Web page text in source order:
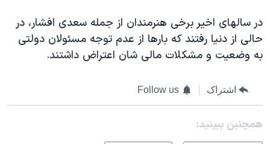
در سالهای اخیر برخی هنرمندان از جمله سعدی افشار، در
حالی از دنیا رفتند که بارها از عدم توجه مسئولان دولتی
به وضعیت و مشکلات مالی شان اعتراض داشتند.
اشتراک Follow us
همچنبن ببینید: